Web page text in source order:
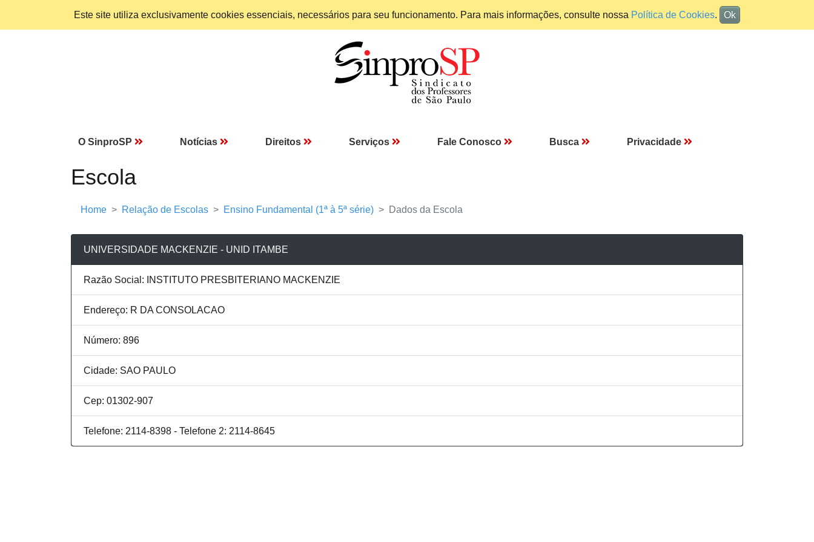
Este site utiliza exclusivamente cookies essenciais, necessários para seu funcionamento. Para mais informações, consulte nossa Política de Cookies. Ok
O SinproSP Notícias Direitos Serviços Fale Conosco Busca Privacidade
Escola
Home Relação de Escolas Ensino Fundamental (1ª à 5ª série) Dados da Escola
UNIVERSIDADE MACKENZIE - UNID ITAMBE
Razão Social: INSTITUTO PRESBITERIANO MACKENZIE
Endereço: R DA CONSOLACAO
Número: 896
Cidade: SAO PAULO
Cep: 01302-907
Telefone: 2114-8398 - Telefone 2: 2114-8645